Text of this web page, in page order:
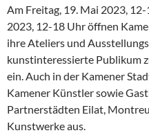
Am Freitag, 19. Mai 2023,
2023, 12-18 Uhr öffnen
ihre Ateliers und
kunstinteressierte Publikum
ein. Auch in der Kamener
Kamener Künstler sowie
Partnerstädten Eilat,
Kunstwerke aus.